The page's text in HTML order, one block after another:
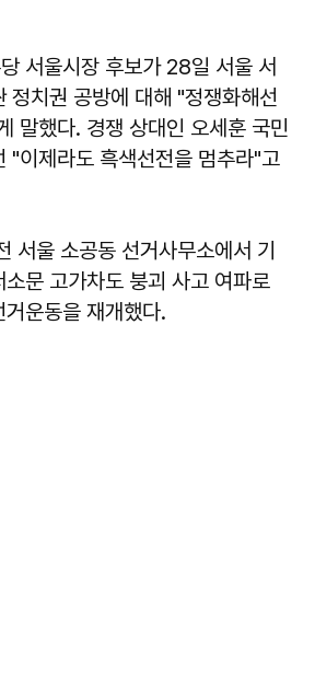
서울시장 후보가 28일 서울 서
정치권 공방에 대해 "정쟁화해선
말했다. 경쟁 상대인 오세훈 국민
"이제라도 흑색선전을 멈추라"고
서울 소공동 선거사무소에서 기
문 고가차도 붕괴 사고 여파로
운동을 재개했다.